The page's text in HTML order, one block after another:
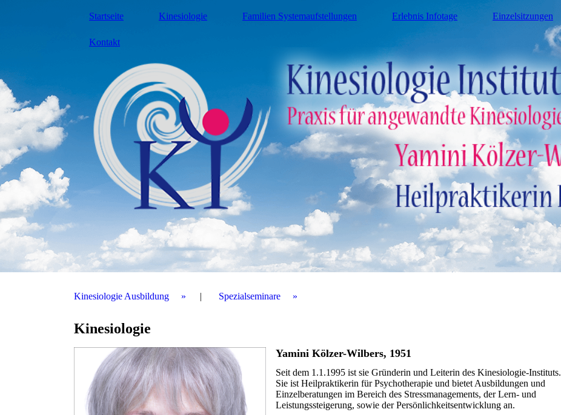
Startseite Kinesiologie Familien Systemaufstellungen Erlebnis Infotage Einzelsitzungen
Kontakt
Kinesiologie Ausbildung Spezialseminare
Kinesiologie
Yamini Kölzer-Wilbers, 1951
Seit dem 1.1.1995 ist sie Gründerin und Leiterin des Kinesiologie-Instituts.
Sie ist Heilpraktikerin für Psychotherapie und bietet Ausbildungen und
Einzelberatungen im Bereich des Stressmanagements, der Lern- und
Leistungssteigerung, sowie der Persönlichkeitsentwicklung an.